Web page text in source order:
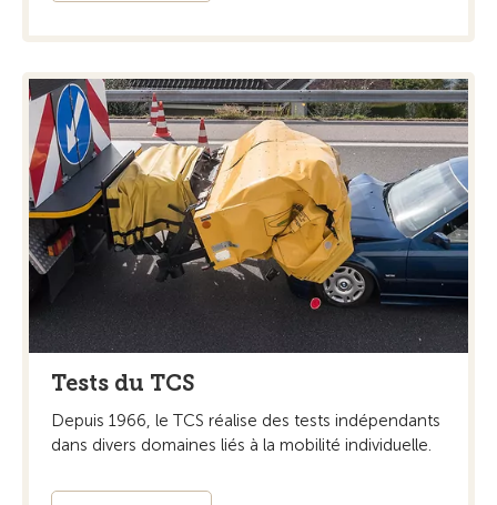
Tests du TCS
Depuis 1966, le TCS réalise des tests indépendants
dans divers domaines liés à la mobilité individuelle.